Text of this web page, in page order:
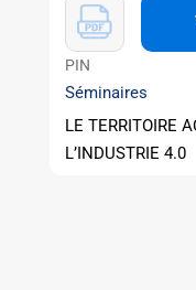
PIN
Séminaires
LE TERRITOIRE
L’INDUSTRIE 4.0